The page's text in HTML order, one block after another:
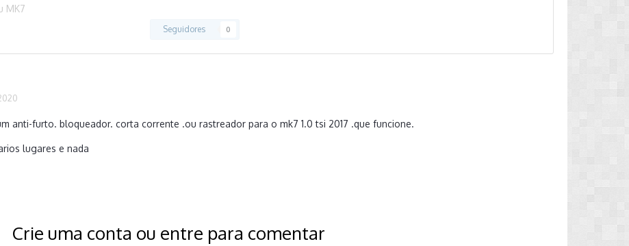
MK7
Seguidores 0
anti-furto. bloqueador. corta corrente .ou rastreador para o mk7 1.0 tsi 2017 .que funcione.
lugares e nada
Crie uma conta ou entre para comentar